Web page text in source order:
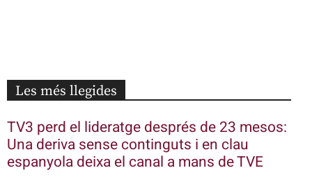
Les més llegides
TV3 perd el lideratge després de 23 mesos:
Una deriva sense continguts i en clau
espanyola deixa el canal a mans de TVE